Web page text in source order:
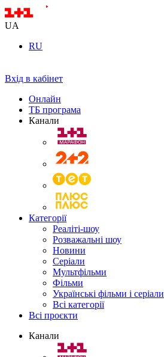
UA
RU
Вхід в кабінет
Онлайн
ТБ програма
Канали
Категорії
Реаліті-шоу
Розважальні шоу
Новини
Серіали
Мультфільми
Фільми
Українські фільми і серіали
Всі категорії
Всі проєкти
Канали